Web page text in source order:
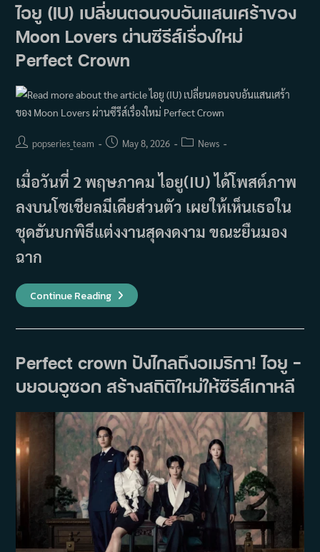
อธิษฐาน
ประสบ
ความ
สำเร็จ
กับ
พันปี
ใน
Perfect
ไอยู (IU) เปลี่ยนตอนจบอันแสนเศร้าของ
Moon Lovers ผ่านซีรีส์เรื่องใหม่
Perfect Crown
Postpopseries_team
PostMay 8, 2026
PostNews
เมื่อวันที่ 2 พฤษภาคม ไอยู(IU) ได้โพสต์ภาพ
ลงบนโซเชียลมีเดียส่วนตัว เผยให้เห็นเธอใน
ชุดฮันบกพิธีแต่งงานสุดงดงาม ขณะยืนมอง
ฉาก
Continue Readingไอยู
(IU)
ตอน
เศร้า
ของ
Moon
Lovers
ซี
รีส์
เรื่อง
ใหม่
Perfect
Crown
Perfect crown ปังไกลถึงอเมริกา! ไอยู –
บยอนอูซอก สร้างสถิติใหม่ให้ซีรีส์เกาหลี